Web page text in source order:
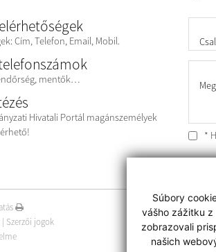
Súbory
vášho zážitku z
zobrazovali
našich
*
Cím, Telefon, Email, Mobil.
mentők…
Hivatali Portál magánszemélyek
| Szerzői jogok